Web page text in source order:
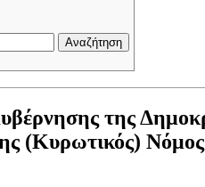
της
(Κυρωτικός)